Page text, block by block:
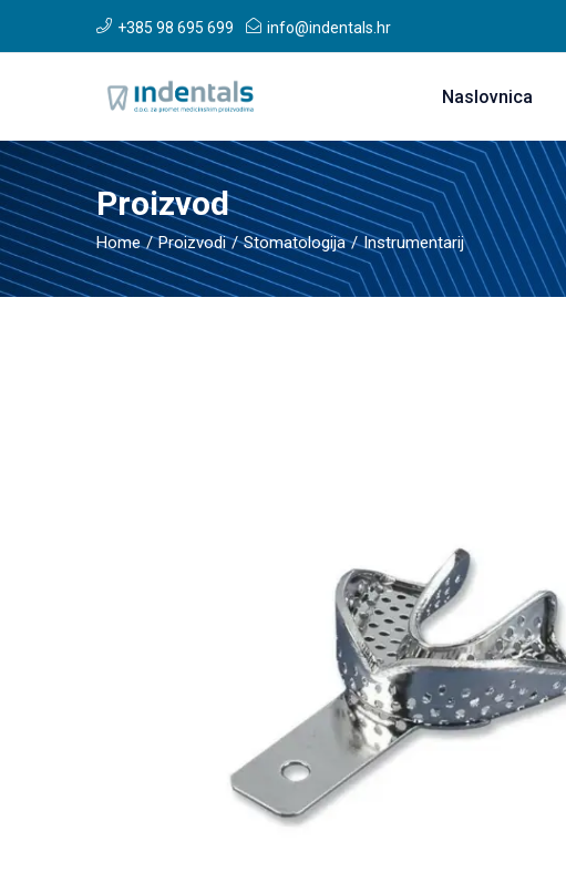
+385 98 695 699 info@indentals.hr
Naslovnica
Proizvod
Home Proizvodi Stomatologija Instrumentarij